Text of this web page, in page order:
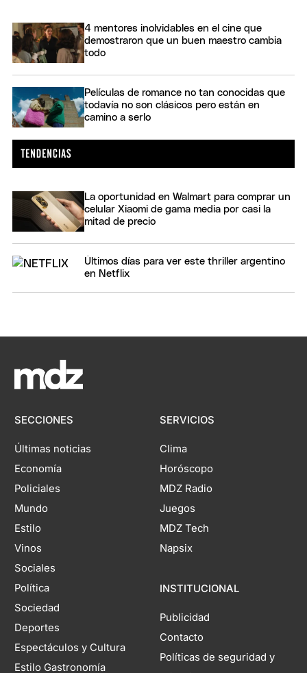
4 mentores inolvidables en el cine que
demostraron que un buen maestro cambia
todo
Películas de romance no tan conocidas que
todavía no son clásicos pero están en
camino a serlo
La oportunidad en Walmart para comprar un
celular Xiaomi de gama media por casi la
mitad de precio
Últimos días para ver este thriller argentino
en Netflix
SECCIONES
Últimas noticias
Economía
Policiales
Mundo
Estilo
Vinos
Sociales
Política
Sociedad
Deportes
Espectáculos y Cultura
Estilo Gastronomía
SERVICIOS
Clima
Horóscopo
MDZ Radio
Juegos
MDZ Tech
Napsix
INSTITUCIONAL
Publicidad
Contacto
Políticas de seguridad y